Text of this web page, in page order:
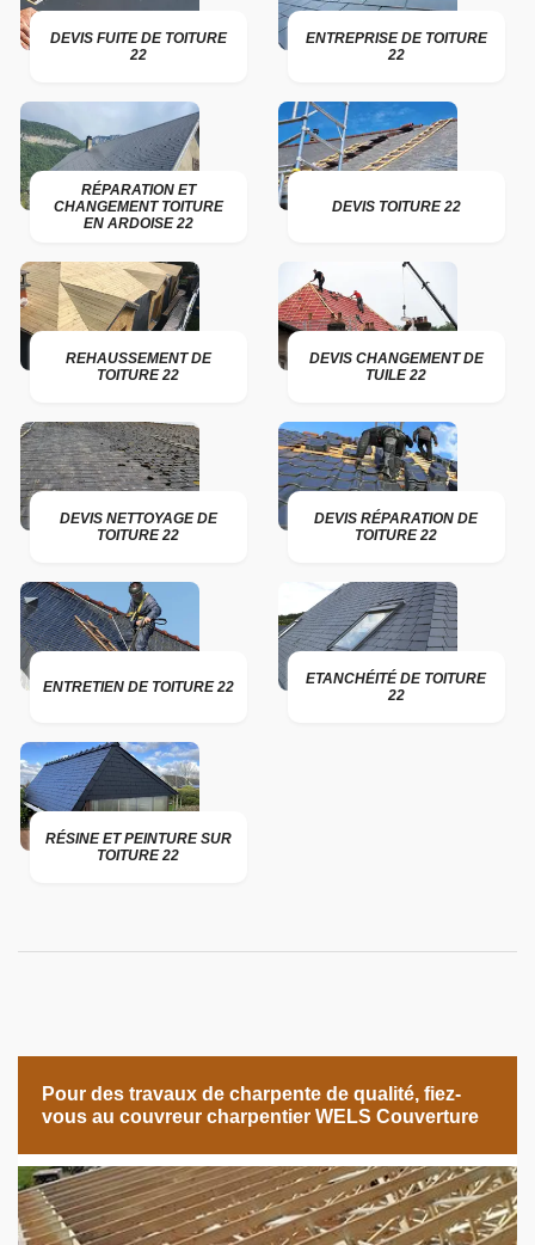
DEVIS FUITE DE TOITURE
22
ENTREPRISE DE TOITURE
22
RÉPARATION ET
CHANGEMENT TOITURE
EN ARDOISE 22
DEVIS TOITURE 22
REHAUSSEMENT DE
TOITURE 22
DEVIS CHANGEMENT DE
TUILE 22
DEVIS NETTOYAGE DE
TOITURE 22
DEVIS RÉPARATION DE
TOITURE 22
ENTRETIEN DE TOITURE 22
ETANCHÉITÉ DE TOITURE
22
RÉSINE ET PEINTURE SUR
TOITURE 22
Pour des travaux de charpente de qualité, fiez-
vous au couvreur charpentier WELS Couverture